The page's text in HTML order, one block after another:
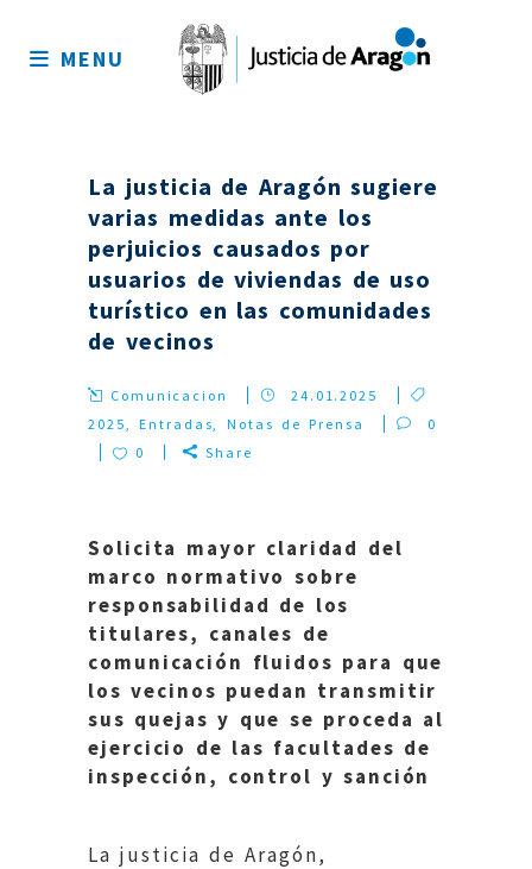
sitio
MENU
La justicia de Aragón sugiere
varias medidas ante los
perjuicios causados por
usuarios de viviendas de uso
turístico en las comunidades
de vecinos
Comunicacion
24.01.2025
2025,Entradas, Notas de Prensa
0
0
Share
Solicita mayor claridad del
marco normativo sobre
responsabilidad de los
titulares, canales de
comunicación fluidos para que
los vecinos puedan transmitir
sus quejas y que se proceda al
ejercicio de las facultades de
inspección, control y sanción
La justicia de Aragón,